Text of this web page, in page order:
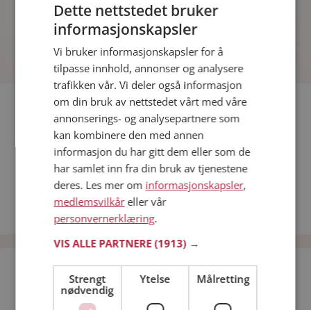
dere sammen som hånd i hanske?
Fler single
Flere singlemenn fra Sarpsborg:Haidar Alamo
Bli medlem gratis!
Dette nettstedet bruker
informasjonskapsler
Vi bruker informasjonskapsler for å
tilpasse innhold, annonser og analysere
trafikken vår. Vi deler også informasjon
om din bruk av nettstedet vårt med våre
annonserings- og analysepartnere som
kan kombinere den med annen
informasjon du har gitt dem eller som de
har samlet inn fra din bruk av tjenestene
deres. Les mer om informasjonskapsler,
medlemsvilkåreller vår
personvernerklæring.
VIS ALLE PARTNERE(1913) →
Strengt
nødvendig
Ytelse Målretting